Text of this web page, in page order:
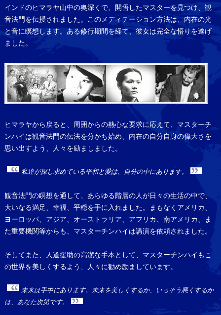
インドのヒマラヤ山中の奥深くで、開悟したマスターを見つけ、観
音法門を伝授されました。このメディテーション方法は、内在の光
と音に瞑想します。ある修行期間を経て、彼女は完全な悟りを遂げ
ました。
ヒマラヤから戻ると、周囲からの熱心な要求に応えて、マスターチ
ンハイは観音法門の伝法を分かち始め、内在の自分自身の偉大さを
思い出すよう、人々を励ましました。
私達が探し求めている平和と愛は、自分の中にあります。
観音法門の瞑想を通して、あらゆる階層の人が日々の生活の中で、
大いなる満足、幸福、平穏を手に入れました。まもなくアメリカ、
ヨーロッパ、アジア、オーストラリア、アフリカ、南アメリカ、ま
た重要機関等からも、マスターチンハイは講演を依頼されました。
そしてまた、人道援助の高潔な手本として、マスターチンハイもこ
の世界を美しくするよう、人々に勧め励ましています。
未来は手中にあります。未来を美しくするか、いっそう悪くするか
は、あなた次第です。